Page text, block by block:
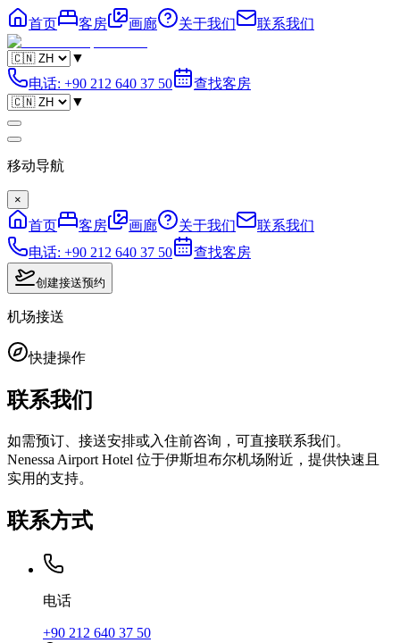
首页 客房 画廊 关于我们 联系我们
▼
电话: +90 212 640 37 50
查找客房
▼
移动导航
×
首页 客房 画廊 关于我们
联系我们
电话: +90 212 640 37 50 查找客房
创建接送预约
机场接送
快捷操作
联系我们
如需预订、接送安排或入住前咨询，可直接联系我们。
Nenessa Airport Hotel 位于伊斯坦布尔机场附近，提供快速且
实用的支持。
联系方式
电话
+90 212 640 37 50